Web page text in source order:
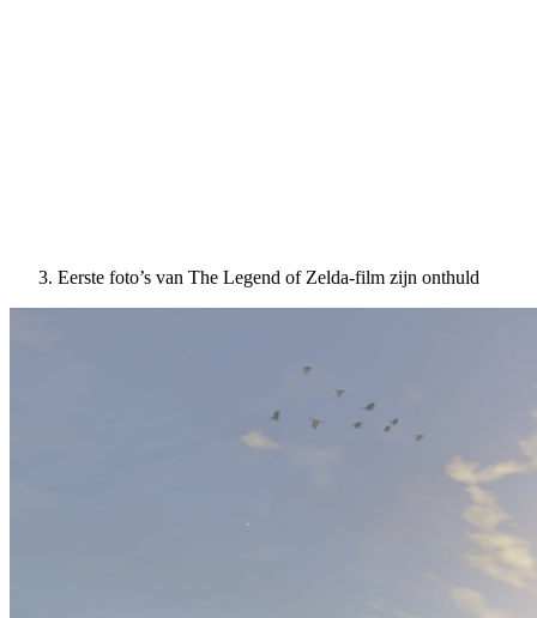
Eerste foto’s van The Legend of Zelda-film zijn onthuld